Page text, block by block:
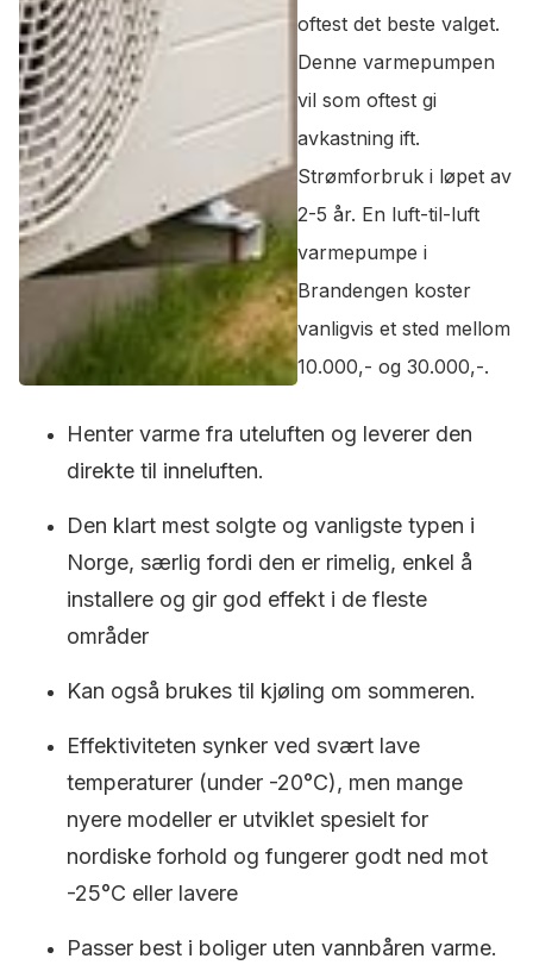
oftest det beste valget.
Denne varmepumpen
vil som oftest gi
avkastning ift.
Strømforbruk i løpet av
2-5 år. En luft-til-luft
varmepumpe i
Brandengen koster
vanligvis et sted mellom
10.000,- og 30.000,-.
Henter varme fra uteluften og leverer den
direkte til inneluften.
Den klart mest solgte og vanligste typen i
Norge, særlig fordi den er rimelig, enkel å
installere og gir god effekt i de fleste
områder
Kan også brukes til kjøling om sommeren.
Effektiviteten synker ved svært lave
temperaturer (under -20°C), men mange
nyere modeller er utviklet spesielt for
nordiske forhold og fungerer godt ned mot
-25°C eller lavere
Passer best i boliger uten vannbåren varme.